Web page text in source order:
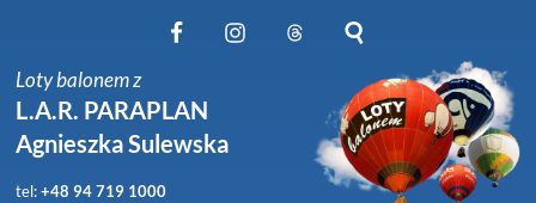
Obserwuj nas na Instagram
Obserwuj nas na Threads
Szukaj na stronie
Loty balonem z
L.A.R. PARAPLAN
Agnieszka Sulewska
tel:+48 94 719 1000